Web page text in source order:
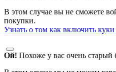
В этом случае вы не сможете
покупки.
Узнать о том как включить
Ой! Похоже у вас очень старый